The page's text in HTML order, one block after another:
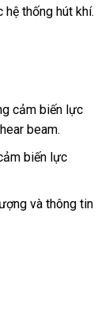
hệ thống hút khí.
cảm biến lực
beam.
biến lực
và thông tin